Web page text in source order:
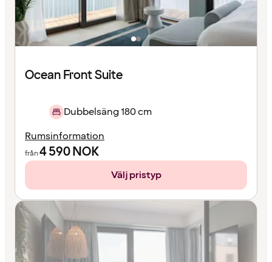
Ocean Front Suite
Dubbelsäng 180 cm
Rumsinformation
från4 590NOK
Välj pristyp